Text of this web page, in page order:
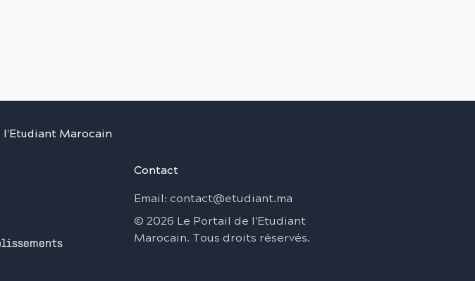
l'Etudiant Marocain
Contact
Email: contact@etudiant.ma
© 2026 Le Portail de l'Etudiant
Marocain. Tous droits réservés.